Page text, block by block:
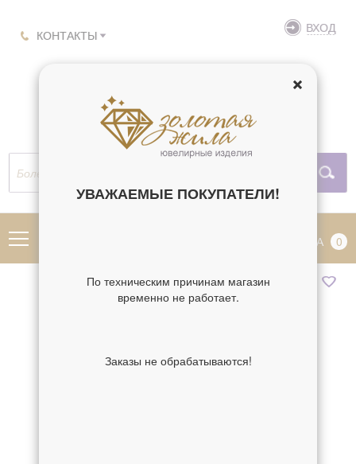
КОНТАКТЫ ВХОД
КОРЗИНА 0
УВАЖАЕМЫЕ ПОКУПАТЕЛИ!
По техническим причинам магазин
временно не работает.
Заказы не обрабатываются!